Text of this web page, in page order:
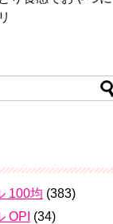
100均 (383)
OPI (34)